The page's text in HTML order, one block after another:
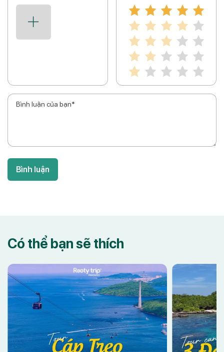
Bình luận
Có thể bạn sẽ thích